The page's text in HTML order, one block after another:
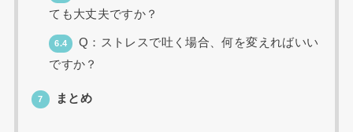
ても大丈夫ですか？
6.4
Q：ストレスで吐く場合、何を変えればいい
ですか？
7 まとめ